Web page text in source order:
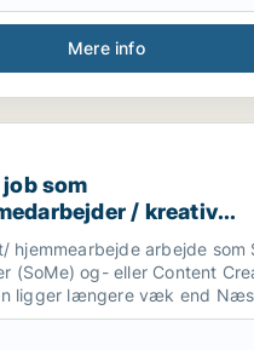
Mere info
som marketingmedarbejder
som
/ kreativ
/ ufaglært
hjemmearbejde arbejde som
(SoMe) og- eller Content
ligger længere væk end
7 hveranden uge.